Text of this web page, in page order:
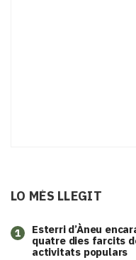
LO MÉS LLEGIT
1
Esterri d’Àneu
quatre dies farcits
activitats populars